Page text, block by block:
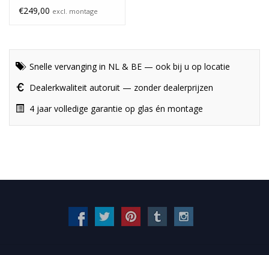
€249,00 excl. montage
Snelle vervanging in NL & BE — ook bij u op locatie
Dealerkwaliteit autoruit — zonder dealerprijzen
4 jaar volledige garantie op glas én montage